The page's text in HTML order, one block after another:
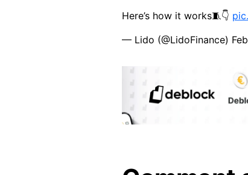
Here’s how it works🧵👇
— Lido (@LidoFinance)